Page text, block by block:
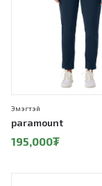
paramount
Эмэгтэй
195,000₮